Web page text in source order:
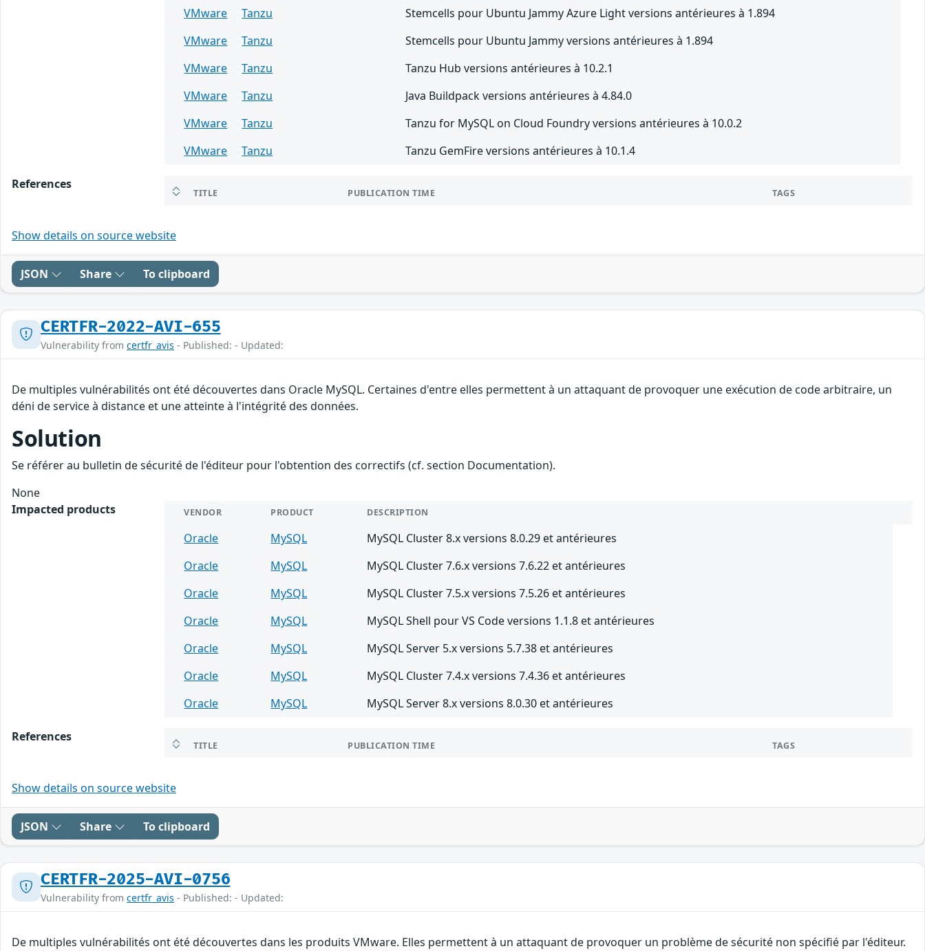
VMware
Tanzu
Stemcells pour Ubuntu Jammy Azure Light versions antérieures à 1.894
VMware
Tanzu
Stemcells pour Ubuntu Jammy versions antérieures à 1.894
VMware
Tanzu
Tanzu Hub versions antérieures à 10.2.1
VMware
Tanzu
Java Buildpack versions antérieures à 4.84.0
VMware
Tanzu
Tanzu for MySQL on Cloud Foundry versions antérieures à 10.0.2
VMware
Tanzu Tanzu GemFire versions antérieures à 10.1.4
References
TITLE PUBLICATION TIME TAGS
Show details on source website
JSON Share To clipboard
CERTFR-2022-AVI-655
Vulnerability from certfr_avis - Published: - Updated:
De multiples vulnérabilités ont été découvertes dans Oracle MySQL. Certaines d'entre elles permettent à un attaquant de provoquer une exécution de code arbitraire, un
déni de service à distance et une atteinte à l'intégrité des données.
Solution
Se référer au bulletin de sécurité de l'éditeur pour l'obtention des correctifs (cf. section Documentation).
None
Impacted products
VENDOR PRODUCT DESCRIPTION
Oracle MySQL
MySQL Cluster 8.x versions 8.0.29 et antérieures
Oracle
MySQL
MySQL Cluster 7.6.x versions 7.6.22 et antérieures
Oracle
MySQL
MySQL Cluster 7.5.x versions 7.5.26 et antérieures
Oracle
MySQL
MySQL Shell pour VS Code versions 1.1.8 et antérieures
Oracle
MySQL
MySQL Server 5.x versions 5.7.38 et antérieures
Oracle
MySQL
MySQL Cluster 7.4.x versions 7.4.36 et antérieures
Oracle
MySQL MySQL Server 8.x versions 8.0.30 et antérieures
References
TITLE PUBLICATION TIME TAGS
Show details on source website
JSON Share To clipboard
CERTFR-2025-AVI-0756
Vulnerability from certfr_avis - Published: - Updated:
De multiples vulnérabilités ont été découvertes dans les produits VMware. Elles permettent à un attaquant de provoquer un problème de sécurité non spécifié par l'éditeur.